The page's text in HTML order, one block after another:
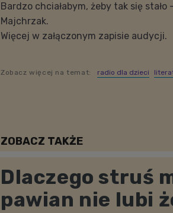
Bardzo chciałabym, żeby tak się
Majchrzak.
Więcej w załączonym zapisie audycji.
Zobacz więcej na temat: radio dla dzieci
ZOBACZ TAKŻE
Dlaczego struś
pawian nie lubi